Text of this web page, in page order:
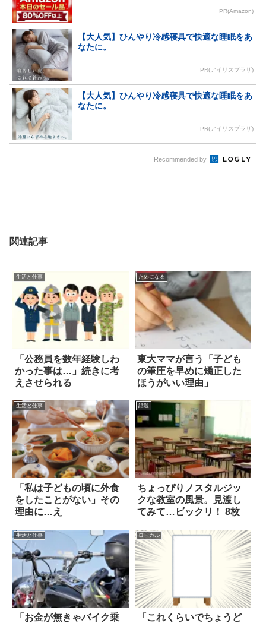
PR(Amazon)
【大人気】ひんやり冷感寝具で快適な睡眠をあ
なたに。
PR(アイリスプラザ)
【大人気】ひんやり冷感寝具で快適な睡眠をあ
なたに。
PR(アイリスプラザ)
Recommended by
関連記事
生活と仕事
「公務員を数年経験しわ
かった事は…」続きに考
えさせられる
ためになる
東大ママが言う「子ども
の筆圧を早めに矯正した
ほうがいい理由」
生活と仕事
「私は子どもの頃に外食
をしたことがない」その
理由に…え
話題
ちょっぴりノスタルジッ
クな教室の風景。見渡し
てみて…ビックリ！ 8枚
生活と仕事
「お金が無きゃバイク乗
ローカル
「これくらいでちょうど